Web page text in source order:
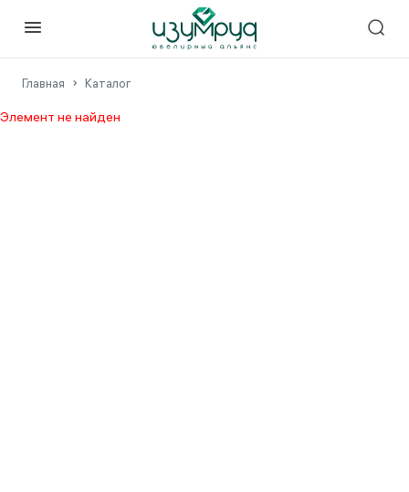
Главная Каталог
Элемент не найден